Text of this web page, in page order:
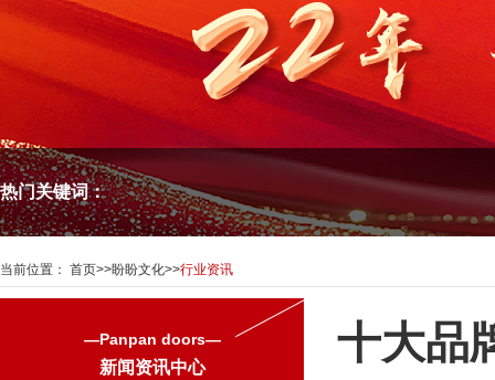
热门关键词：
当前位置： 首页>>盼盼文化>>行业资讯
—Panpan doors—
新闻资讯中心
十大品